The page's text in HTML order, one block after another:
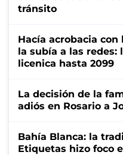
tránsito
Hacía acrobacia
la subía a las redes:
licenica hasta 2099
La decisión de la
adiós en Rosario a
Bahía Blanca: la
Etiquetas hizo foco